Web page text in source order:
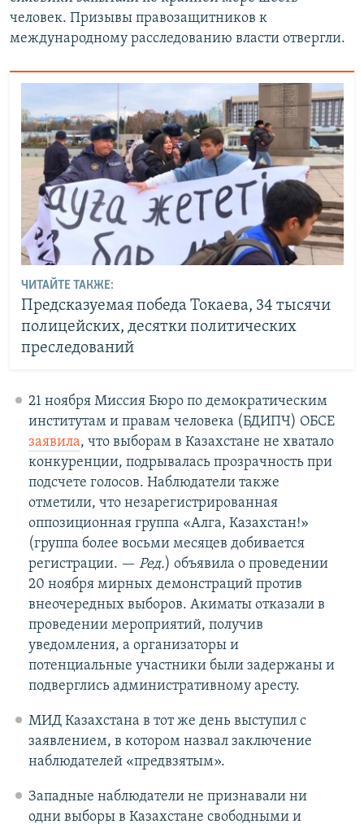
человек. Призывы правозащитников к
международному расследованию власти отвергли.
ЧИТАЙТЕ ТАКЖЕ:
Предсказуемая победа Токаева, 34 тысячи
полицейских, десятки политических
преследований
21 ноября Миссия Бюро по демократическим
институтам и правам человека (БДИПЧ) ОБСЕ
заявила, что выборам в Казахстане не хватало
конкуренции, подрывалась прозрачность при
подсчете голосов. Наблюдатели также
отметили, что незарегистрированная
оппозиционная группа «Алга, Казахстан!»
(группа более восьми месяцев добивается
регистрации. — Ред.) объявила о проведении
20 ноября мирных демонстраций против
внеочередных выборов. Акиматы отказали в
проведении мероприятий, получив
уведомления, а организаторы и
потенциальные участники были задержаны и
подверглись административному аресту.
МИД Казахстана в тот же день выступил с
заявлением, в котором назвал заключение
наблюдателей «предвзятым».
Западные наблюдатели не признавали ни
одни выборы в Казахстане свободными и